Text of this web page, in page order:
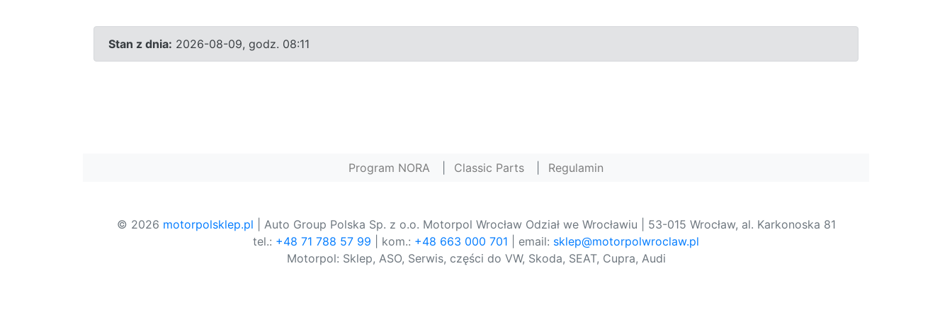
Stan z dnia: 2026-08-09, godz. 08:11
Program NORA Classic Parts Regulamin
© 2026 motorpolsklep.pl | Auto Group Polska Sp. z o.o. Motorpol Wrocław Odział we Wrocławiu | 53-015 Wrocław, al. Karkonoska 81
tel.: +48 71 788 57 99 | kom.: +48 663 000 701 | email: sklep@motorpolwroclaw.pl
Motorpol: Sklep, ASO, Serwis, części do VW, Skoda, SEAT, Cupra, Audi